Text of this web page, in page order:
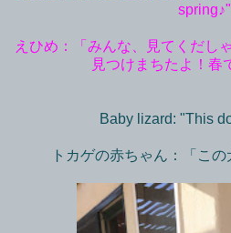
spring♪"
えひめ：「みんな、見てくだし
見つけまちたよ！春
Baby lizard: "This
トカゲの赤ちゃん：「こ